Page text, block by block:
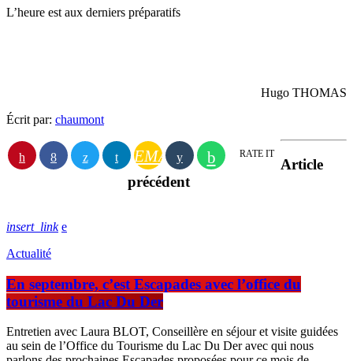
L’heure est aux derniers préparatifs
Hugo THOMAS
Écrit par: chaumont
EMAIL RATE IT
Article
précédent
insert_link
Actualité
En septembre, c’est Escapades avec l’office du
tourisme du Lac Du Der
Entretien avec Laura BLOT, Conseillère en séjour et visite guidées
au sein de l’Office du Tourisme du Lac Du Der avec qui nous